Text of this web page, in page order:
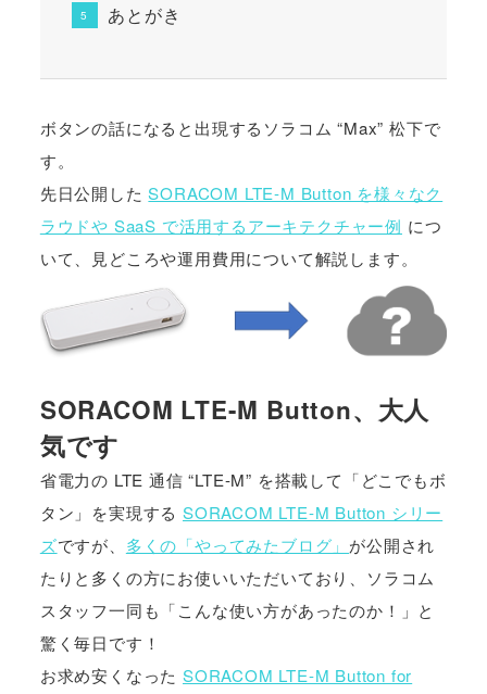
あとがき
ボタンの話になると出現するソラコム “Max” 松下で
す。
先日公開したSORACOM LTE-M Button を様々なク
ラウドや SaaS で活用するアーキテクチャー例 につ
いて、見どころや運用費用について解説します。
SORACOM LTE-M Button、大人
気です
省電力の LTE 通信 “LTE-M” を搭載して「どこでもボ
タン」を実現する SORACOM LTE-M Button シリー
ズですが、 多くの「やってみたブログ」 が公開され
たりと多くの方にお使いいただいており、ソラコム
スタッフ一同も「こんな使い方があったのか！」と
驚く毎日です！
お求め安くなった SORACOM LTE-M Button for